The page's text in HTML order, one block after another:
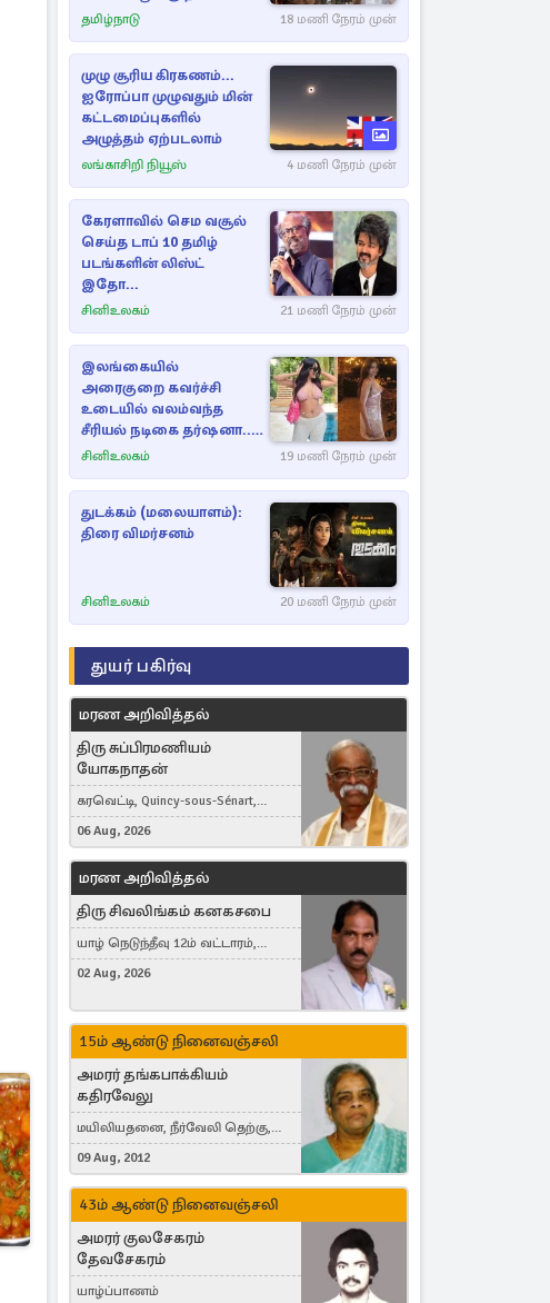
தமிழ்நாடு 18 மணி நேரம் முன்
முழு சூரிய கிரகணம்...
ஐரோப்பா முழுவதும் மின்
கட்டமைப்புகளில்
அழுத்தம் ஏற்படலாம்
லங்காசிறி நியூஸ் 4 மணி நேரம் முன்
கேரளாவில் செம வசூல்
செய்த டாப் 10 தமிழ்
படங்களின் லிஸ்ட்
இதோ...
சினிஉலகம் 21 மணி நேரம் முன்
இலங்கையில்
அரைகுறை கவர்ச்சி
உடையில் வலம்வந்த
சீரியல் நடிகை தர்ஷனா...
அவரே வெளியிட்ட
சினிஉலகம் 19 மணி நேரம் முன்
துடக்கம் (மலையாளம்):
திரை விமர்சனம்
சினிஉலகம் 20 மணி நேரம் முன்
துயர் பகிர்வு
மரண அறிவித்தல்
திரு சுப்பிரமணியம்
யோகநாதன்
கரவெட்டி, Quincy-sous-Sénart,
France
06 Aug, 2026
மரண அறிவித்தல்
திரு சிவலிங்கம் கனகசபை
யாழ் நெடுந்தீவு 12ம் வட்டாரம்,
Jaffna, நயினாதீவு, London, United
02 Aug, 2026
15ம் ஆண்டு நினைவஞ்சலி
அமரர் தங்கபாக்கியம்
கதிரவேலு
மயிலியதனை, நீர்வேலி தெற்கு,
Herning, Denmark
09 Aug, 2012
43ம் ஆண்டு நினைவஞ்சலி
அமரர் குலசேகரம்
தேவசேகரம்
யாழ்ப்பாணம்